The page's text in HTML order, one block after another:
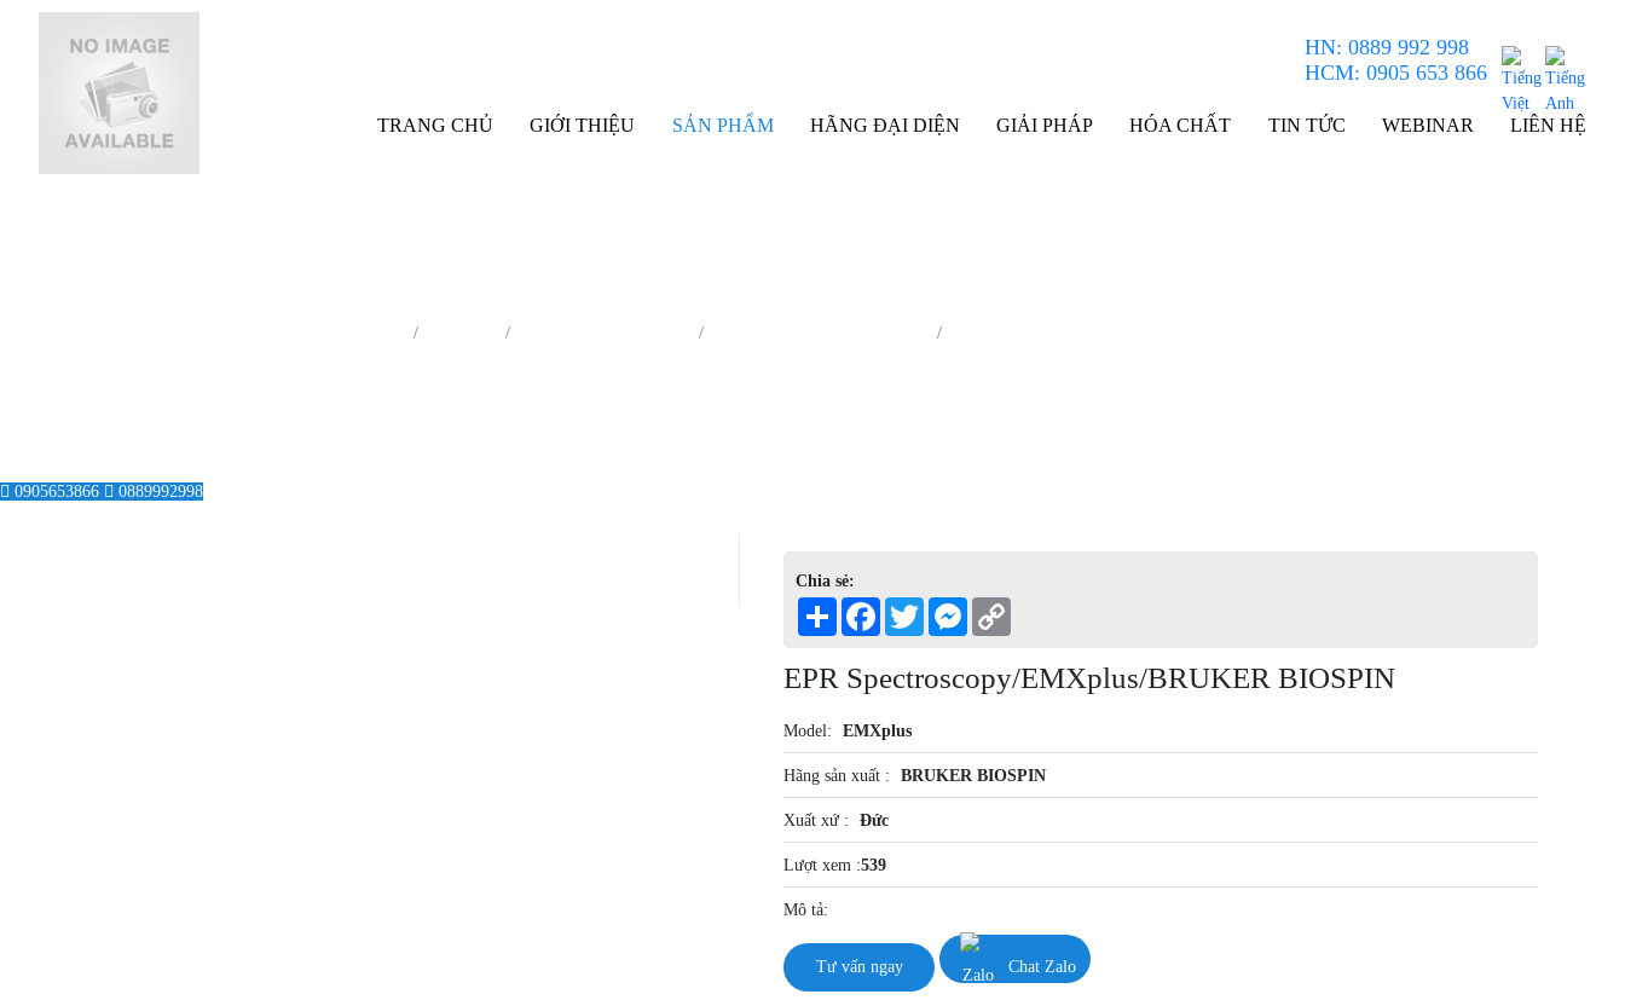
HN: 0889 992 998
HCM: 0905 653 866
TRANG CHỦ GIỚI THIỆU SẢN PHẨM HÃNG ĐẠI DIỆN GIẢI PHÁP HÓA CHẤT TIN TỨC WEBINAR LIÊN HỆ
0905653866 0889992998
Chia sẻ:
Share FacebookTwitterMessenger
EPR Spectroscopy/EMXplus/BRUKER BIOSPIN
Model: EMXplus
Hãng sản xuất : BRUKER BIOSPIN
Xuất xứ : Đức
Lượt xem :539
Mô tả:
Tư vấn ngay Chat Zalo